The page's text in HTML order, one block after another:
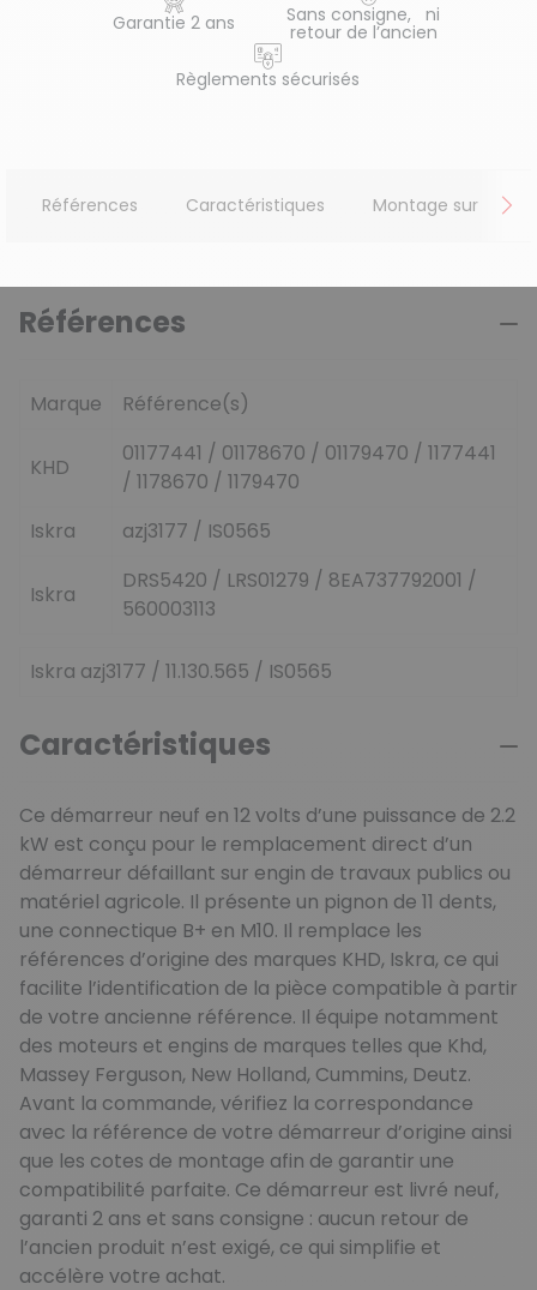
Garantie 2 ans Sans consigne, ni
retour de l’ancien
Règlements sécurisés
Références Caractéristiques Montage sur
Références
Marque Référence(s)
KHD
01177441 / 01178670 / 01179470 / 1177441
/ 1178670 / 1179470
Iskra
azj3177 / IS0565
Iskra
DRS5420 / LRS01279 / 8EA737792001 /
560003113
Iskra azj3177 / 11.130.565 / IS0565
Caractéristiques
Ce démarreur neuf en 12 volts d’une puissance de 2.2
kW est conçu pour le remplacement direct d’un
démarreur défaillant sur engin de travaux publics ou
matériel agricole. Il présente un pignon de 11 dents,
une connectique B+ en M10. Il remplace les
références d’origine des marques KHD, Iskra, ce qui
facilite l’identification de la pièce compatible à partir
de votre ancienne référence. Il équipe notamment
des moteurs et engins de marques telles que Khd,
Massey Ferguson, New Holland, Cummins, Deutz.
Avant la commande, vérifiez la correspondance
avec la référence de votre démarreur d’origine ainsi
que les cotes de montage afin de garantir une
compatibilité parfaite. Ce démarreur est livré neuf,
garanti 2 ans et sans consigne : aucun retour de
l’ancien produit n’est exigé, ce qui simplifie et
accélère votre achat.